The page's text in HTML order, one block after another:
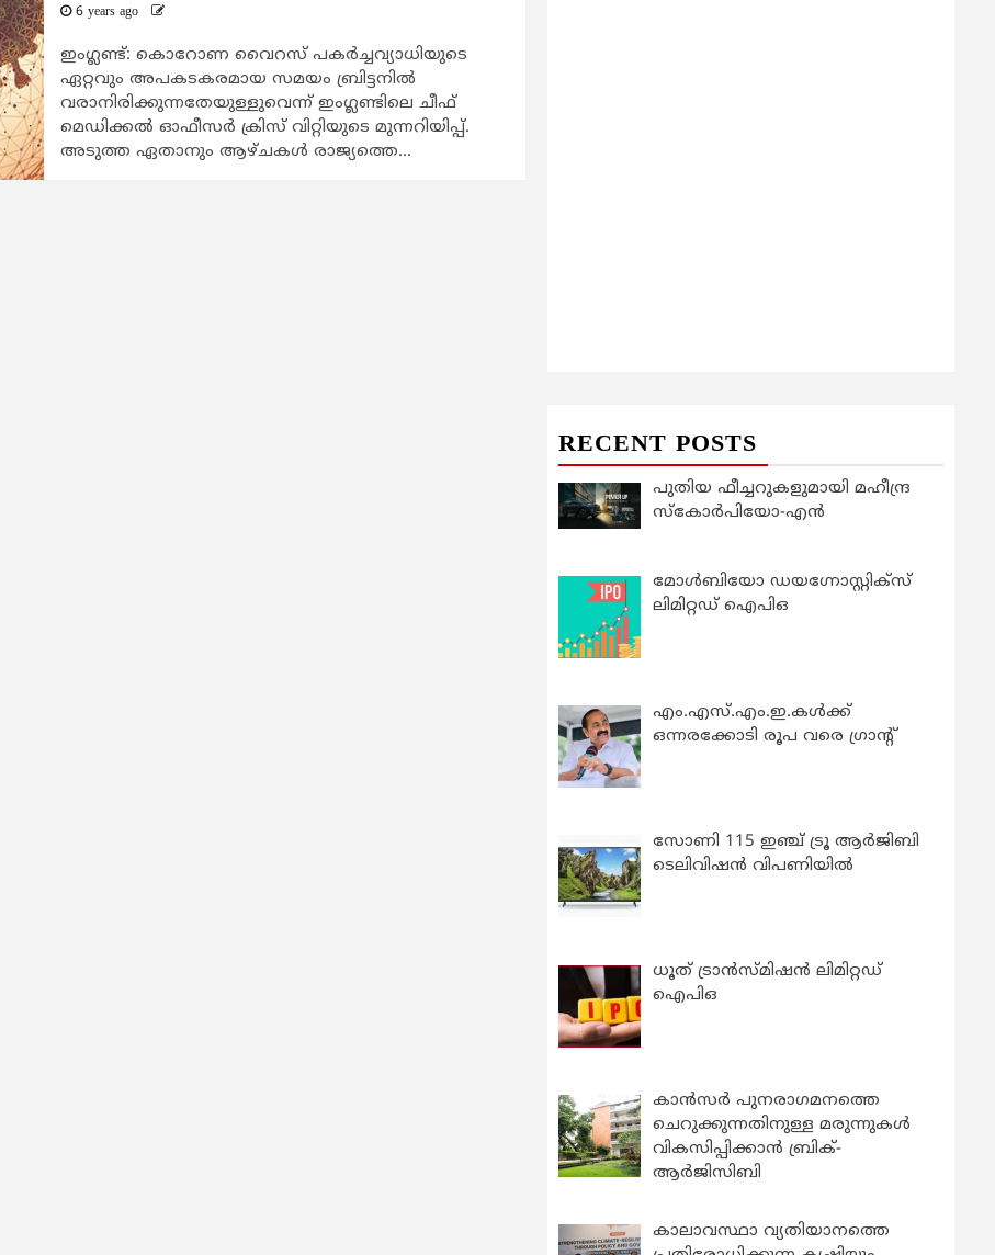
6 years ago
ഇംഗ്ലണ്ട്: കൊറോണ വൈറസ് പകർച്ചവ്യാധിയുടെ
ഏറ്റവും അപകടകരമായ സമയം ബ്രിട്ടനിൽ
വരാനിരിക്കുന്നതേയുള്ളുവെന്ന് ഇംഗ്ലണ്ടിലെ ചീഫ്
മെഡിക്കൽ ഓഫീസർ ക്രിസ് വിറ്റിയുടെ മുന്നറിയിപ്പ്.
അടുത്ത ഏതാനും ആഴ്ചകൾ രാജ്യത്തെ...
RECENT POSTS
പുതിയ ഫീച്ചറുകളുമായി മഹീന്ദ്ര
സ്കോർപിയോ-എൻ
മോൾബിയോ ഡയഗ്നോസ്റ്റിക്സ്
ലിമിറ്റഡ് ഐപിഒ
എം.എസ്.എം.ഇ.കൾക്ക്
ഒന്നരക്കോടി രൂപ വരെ ഗ്രാന്റ്
സോണി 115 ഇഞ്ച് ട്രൂ ആർജിബി
ടെലിവിഷൻ വിപണിയിൽ
ധൂത് ട്രാൻസ്മിഷൻ ലിമിറ്റഡ്
ഐപിഒ
കാന്‍സര്‍ പുനരാഗമനത്തെ
ചെറുക്കുന്നതിനുള്ള മരുന്നുകള്‍
വികസിപ്പിക്കാന്‍ ബ്രിക്-
ആര്‍ജിസിബി
കാലാവസ്ഥാ വ്യതിയാനത്തെ